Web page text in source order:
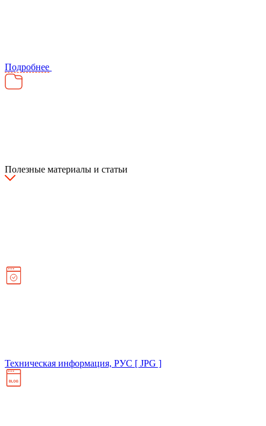
Подробнее
Полезные материалы и статьи
Техническая информация, РУС [ JPG ]